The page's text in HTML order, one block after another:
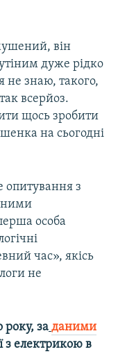
він
дуже рідко
не знаю, такого,
всерйоз.
щось зробити
на сьогодні
опитування з
особа
час», якісь
не
року, за даними
з електрикою в